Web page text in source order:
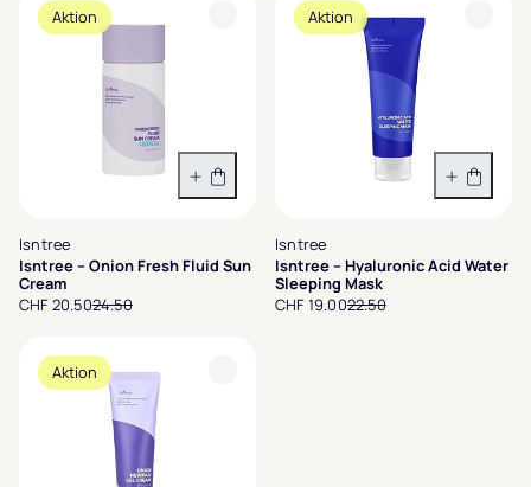
Aktion
In den Warenkorb
Isntree
Isntree – Onion Fresh Fluid Sun
Cream
CHF 20.5024.50
Aktion
In den
Isntree
Isntree – Hyaluronic Acid Water
Sleeping Mask
CHF 19.0022.50
Aktion